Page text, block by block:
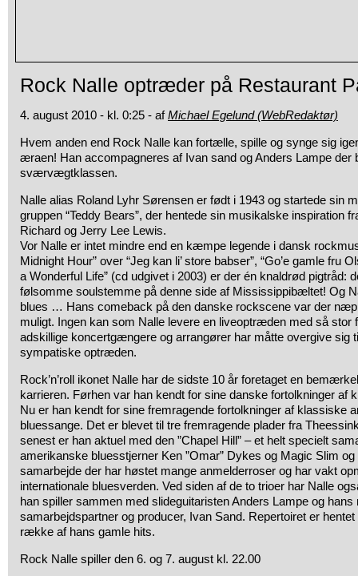
Rock Nalle optræder på Restaurant
4. august 2010 - kl. 0:25 - afMichael Egelund (WebRedaktør)
Hvem anden end Rock Nalle kan fortælle, spille og synge sig
æraen! Han accompagneres af Ivan sand og Anders Lampe der
sværvægtklassen.
Nalle alias Roland Lyhr Sørensen er født i 1943 og startede sin
gruppen “Teddy Bears”, der hentede sin musikalske inspiration
Richard og Jerry Lee Lewis.
Vor Nalle er intet mindre end en kæmpe legende i dansk
Midnight Hour” over “Jeg kan li’ store babser”, “Go’e gamle fru
a Wonderful Life” (cd udgivet i 2003) er der én knaldrød pigtråd:
følsomme soulstemme på denne side af Mississippibæltet! Og
blues … Hans comeback på den danske rockscene var der
muligt. Ingen kan som Nalle levere en liveoptræden med så stor
adskillige koncertgængere og arrangører har måtte overgive sig
sympatiske optræden.
Rock’n’roll ikonet Nalle har de sidste 10 år foretaget en
karrieren. Førhen var han kendt for sine danske fortolkninger af
Nu er han kendt for sine fremragende fortolkninger af klassiske
bluessange. Det er blevet til tre fremragende plader fra
senest er han aktuel med den ”Chapel Hill” – et helt specielt
amerikanske bluesstjerner Ken ”Omar” Dykes og Magic Slim
samarbejde der har høstet mange anmelderroser og har vakt
internationale bluesverden. Ved siden af de to trioer har Nalle
han spiller sammen med slideguitaristen Anders Lampe og hans
samarbejdspartner og producer, Ivan Sand. Repertoiret er
række af hans gamle hits.
Rock Nalle spiller den 6. og 7. august kl. 22.00